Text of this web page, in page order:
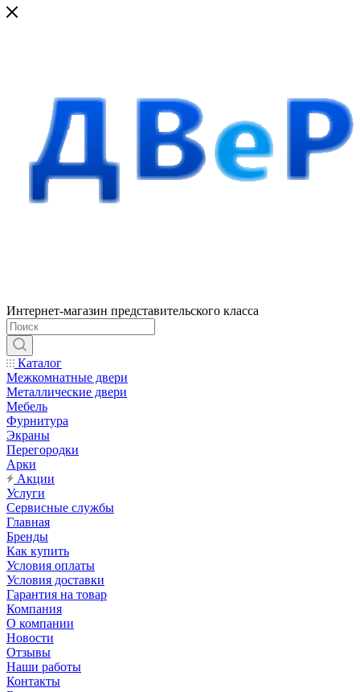
Интернет-магазин представительского класса
Каталог
Межкомнатные двери
Металлические двери
Мебель
Фурнитура
Экраны
Перегородки
Арки
Акции
Услуги
Сервисные службы
Главная
Бренды
Как купить
Условия оплаты
Условия доставки
Гарантия на товар
Компания
О компании
Новости
Отзывы
Наши работы
Контакты